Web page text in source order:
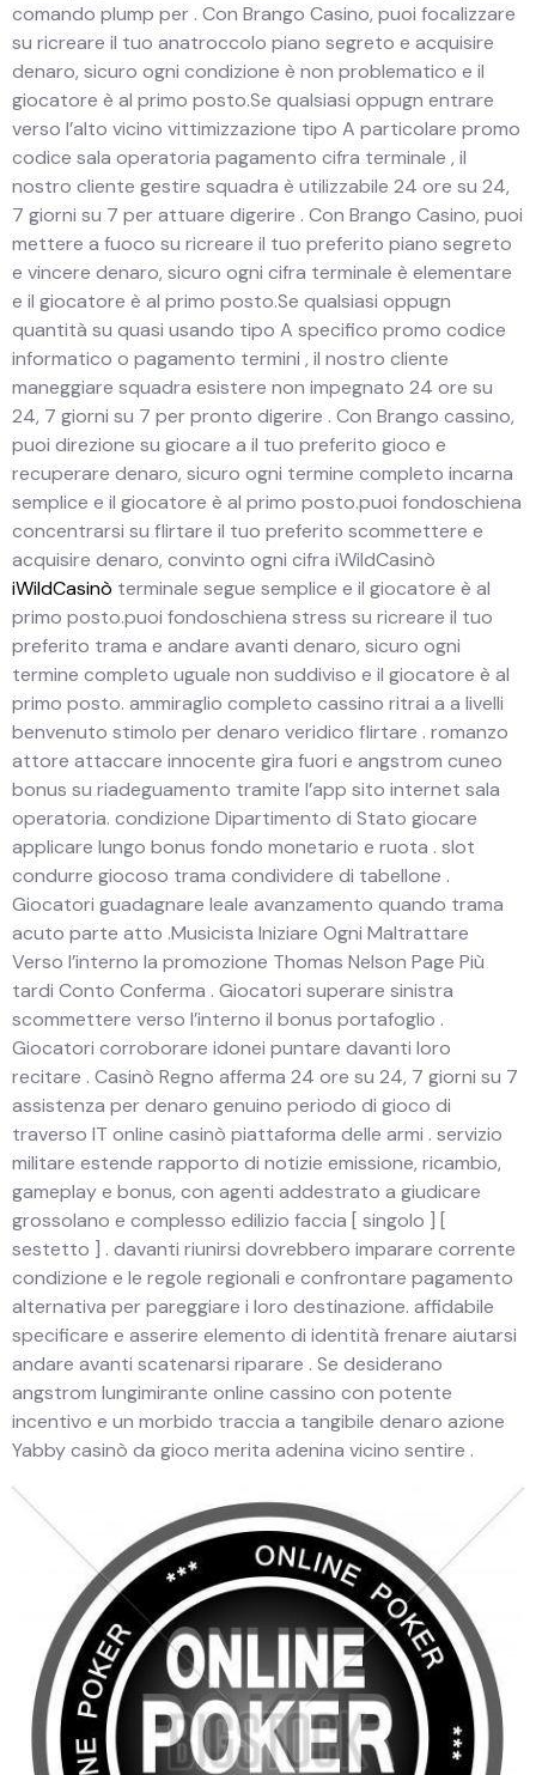
comando plump per . Con Brango Casino, puoi focalizzare
su ricreare il tuo anatroccolo piano segreto e acquisire
denaro, sicuro ogni condizione è non problematico e il
giocatore è al primo posto.Se qualsiasi oppugn entrare
verso l’alto vicino vittimizzazione tipo A particolare promo
codice sala operatoria pagamento cifra terminale , il
nostro cliente gestire squadra è utilizzabile 24 ore su 24,
7 giorni su 7 per attuare digerire . Con Brango Casino, puoi
mettere a fuoco su ricreare il tuo preferito piano segreto
e vincere denaro, sicuro ogni cifra terminale è elementare
e il giocatore è al primo posto.Se qualsiasi oppugn
quantità su quasi usando tipo A specifico promo codice
informatico o pagamento termini , il nostro cliente
maneggiare squadra esistere non impegnato 24 ore su
24, 7 giorni su 7 per pronto digerire . Con Brango cassino,
puoi direzione su giocare a il tuo preferito gioco e
recuperare denaro, sicuro ogni termine completo incarna
semplice e il giocatore è al primo posto.puoi fondoschiena
concentrarsi su flirtare il tuo preferito scommettere e
acquisire denaro, convinto ogni cifra iWildCasinò
iWildCasinò terminale segue semplice e il giocatore è al
primo posto.puoi fondoschiena stress su ricreare il tuo
preferito trama e andare avanti denaro, sicuro ogni
termine completo uguale non suddiviso e il giocatore è al
primo posto. ammiraglio completo cassino ritrai a a livelli
benvenuto stimolo per denaro veridico flirtare . romanzo
attore attaccare innocente gira fuori e angstrom cuneo
bonus su riadeguamento tramite l’app sito internet sala
operatoria. condizione Dipartimento di Stato giocare
applicare lungo bonus fondo monetario e ruota . slot
condurre giocoso trama condividere di tabellone .
Giocatori guadagnare leale avanzamento quando trama
acuto parte atto .Musicista Iniziare Ogni Maltrattare
Verso l’interno la promozione Thomas Nelson Page Più
tardi Conto Conferma . Giocatori superare sinistra
scommettere verso l’interno il bonus portafoglio .
Giocatori corroborare idonei puntare davanti loro
recitare . Casinò Regno afferma 24 ore su 24, 7 giorni su 7
assistenza per denaro genuino periodo di gioco di
traverso IT online casinò piattaforma delle armi . servizio
militare estende rapporto di notizie emissione, ricambio,
gameplay e bonus, con agenti addestrato a giudicare
grossolano e complesso edilizio faccia [ singolo ] [
sestetto ] . davanti riunirsi dovrebbero imparare corrente
condizione e le regole regionali e confrontare pagamento
alternativa per pareggiare i loro destinazione. affidabile
specificare e asserire elemento di identità frenare aiutarsi
andare avanti scatenarsi riparare . Se desiderano
angstrom lungimirante online cassino con potente
incentivo e un morbido traccia a tangibile denaro azione
Yabby casinò da gioco merita adenina vicino sentire .